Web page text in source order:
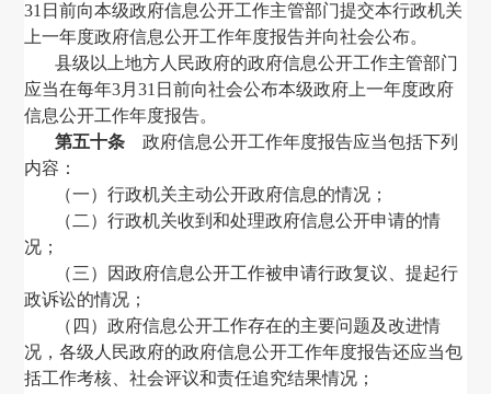
31 日前向本级政府信息公开工作主管部门提交本行政机关
上一年度政府信息公开工作年度报告并向社会公布。
县级以上地方人民政府的政府信息公开工作主管部门
应当在每年3月31 日前向社会公布本级政府上一年度政府
信息公开工作年度报告。
第五十条 政府信息公开工作年度报告应当包括下列
内容：
（一）行政机关主动公开政府信息的情况；
（二）行政机关收到和处理政府信息公开申请的情
况；
（三）因政府信息公开工作被申请行政复议、提起行
政诉讼的情况；
（四）政府信息公开工作存在的主要问题及改进情
况，各级人民政府的政府信息公开工作年度报告还应当包
括工作考核、社会评议和责任追究结果情况；